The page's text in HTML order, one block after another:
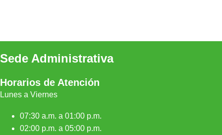
Sede Administrativa
Horarios de Atención
Lunes a Viernes
07:30 a.m. a 01:00 p.m.
02:00 p.m. a 05:00 p.m.